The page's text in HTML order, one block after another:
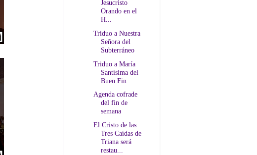
Jesucristo
Orando en el
H...
Triduo a Nuestra
Señora del
Subterráneo
Triduo a María
Santísima del
Buen Fin
Agenda cofrade
del fin de
semana
El Cristo de las
Tres Caídas de
Triana será
restau...